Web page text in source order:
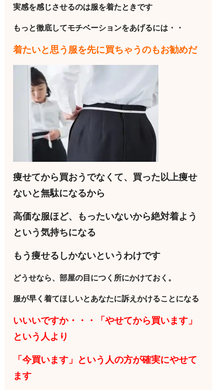
実感を感じさせるのは服を着たときです
もっと徹底してモチベーションをあげるには・・
着たいと思う服を先に買ちゃうのもお勧めだ
痩せてから買おうでなくて、買った以上痩せ
ないと無駄になるから
高価な服ほど、もったいないから絶対着よう
という気持ちになる
もう痩せるしかないというわけです
どうせなら、部屋の目につく所にかけておく。
服が早く着てほしいとあなたに訴えかけることになる
いいいですか・・・「やせてから買います」
という人より
「今買います」という人の方が確実にやせて
ます